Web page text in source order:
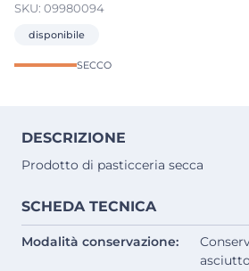
SKU: 09980094
disponibile
SECCO
DESCRIZIONE
Prodotto di pasticceria secca
SCHEDA TECNICA
Modalità conservazione: